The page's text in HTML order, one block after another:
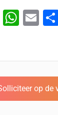
Li W
s
A
p
E
l